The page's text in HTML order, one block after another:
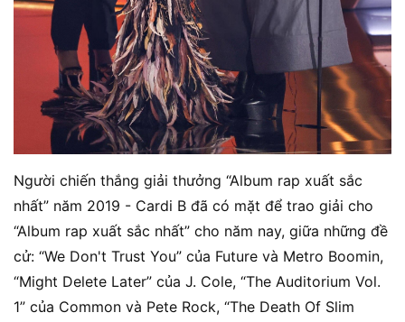
Người chiến thắng giải thưởng “Album rap xuất sắc
nhất” năm 2019 - Cardi B đã có mặt để trao giải cho
“Album rap xuất sắc nhất” cho năm nay, giữa những đề
cử: “We Don't Trust You” của Future và Metro Boomin,
“Might Delete Later” của J. Cole, “The Auditorium Vol.
1” của Common và Pete Rock, “The Death Of Slim